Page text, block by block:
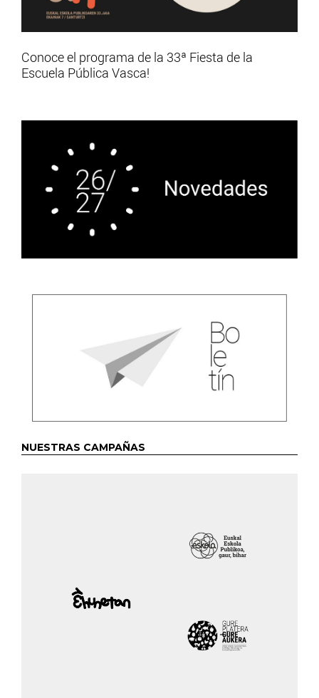
Conoce el programa de la 33ª Fiesta de la
Escuela Pública Vasca!
NUESTRAS CAMPAÑAS